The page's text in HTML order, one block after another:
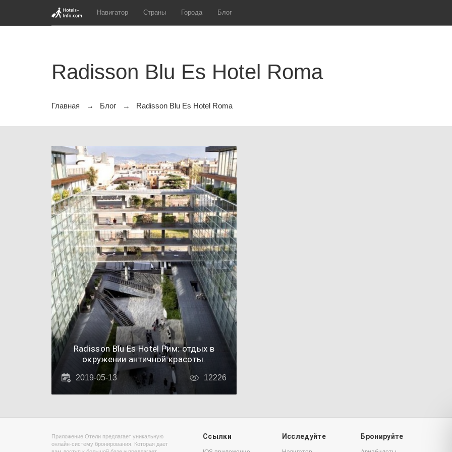
Навигатор Страны Города Блог
Radisson Blu Es Hotel Roma
Главная Блог Radisson Blu Es Hotel Roma
Radisson Blu Es Hotel Рим: отдых в
окружении античной красоты.
2019-05-13 12226
Приложение Отели предлагает уникальную
онлайн-систему бронирования. Которая дает
Ссылки Исследуйте Бронируйте